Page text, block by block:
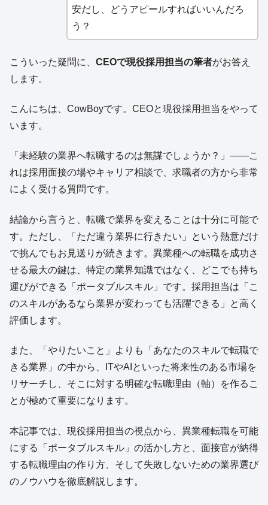
安だし、どうアピールすればいいんだろ
う？
こういった疑問に、 CEOで現役採用担当の筆者がお答え
します。
こんにちは、CowBoyです。CEOと現役採用担当をやって
います。
「未経験の業界へ転職するのは無謀でしょうか？」——こ
れは採用面接の場やキャリア相談で、求職者の方から非常
によく受ける質問です。
結論から言うと、転職で業界を変えることは十分に可能で
す。ただし、「ただ違う業界に行きたい」という熱意だけ
で挑んでもお見送りが続きます。異業種への転職を成功さ
せる最大の鍵は、特定の業界知識ではなく、どこでも持ち
運びができる「ポータブルスキル」です。採用担当は「こ
のスキルがあるなら業界が変わっても活躍できる」と高く
評価します。
また、「やりたいこと」よりも「あなたのスキルで転職で
きる業界」の中から、ITやAIといった将来性のある市場を
リサーチし、そこに対する明確な転職理由（軸）を作るこ
とが極めて重要になります。
本記事では、現役採用担当の視点から、異業種転職を可能
にする「ポータブルスキル」の活かし方と、面接官が納得
する転職理由の作り方、そして失敗しないための業界選び
のノウハウを徹底解説します。